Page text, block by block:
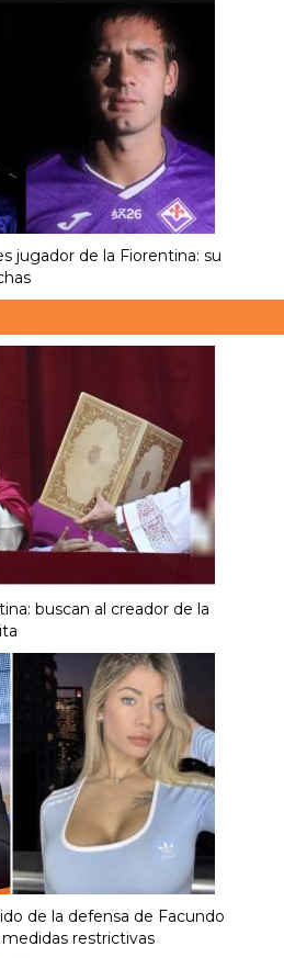
jugador de la Fiorentina: su
buscan al creador de la
de la defensa de Facundo
restrictivas